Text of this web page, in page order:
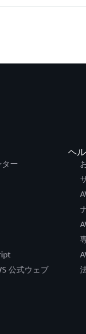
ー
公式ウェブ
ヘ